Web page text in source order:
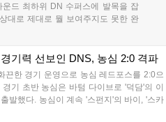
드 최하위 DN 수퍼스에 발목을 잡
대로 제대로 뭘 보여주지도 못한 완
심 레드포스 최인규 감독과 '리헨즈'
기력 선보인 DNS, 농심 2:0 격파
끈한 경기 운영으로 농심 레드포스를 2:0으
기 초반 농심은 바텀 다이브로 '덕담'의 이
발했다. 농심이 계속 '스펀지'의 바이, '스카
초반부터 잡은 주도권을 계속 잘 굴렸다.